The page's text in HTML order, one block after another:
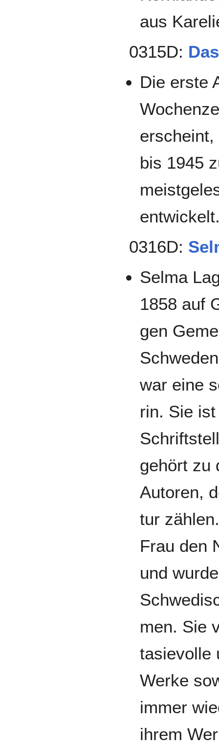
aus
0315D:
Die erste
bis 1945
0316D:
Selma
1858 auf
gen
war eine
rin. Sie
gehört zu
Autoren,
tur
Frau den
und
men. Sie
tasie­volle
Werke
immer
ihrem